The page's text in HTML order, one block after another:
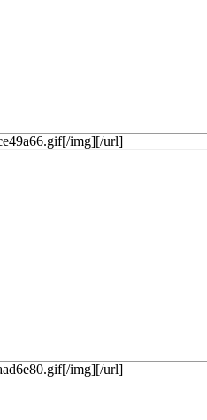
img][/url]
img][/url]